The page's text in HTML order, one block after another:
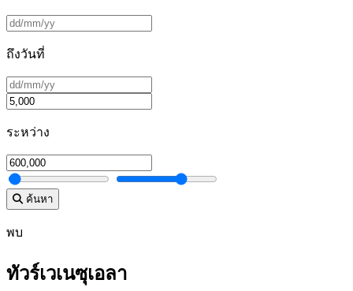
ถึงวันที่
ระหว่าง
ค้นหา
พบ
ทัวร์เวเนซุเอลา